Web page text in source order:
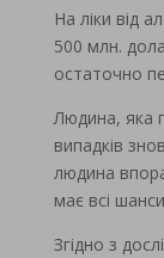
На ліки від
500 млн.
остаточно
Людина, яка
випадків
людина
має всі
Згідно з